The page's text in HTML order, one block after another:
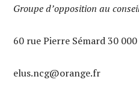
Groupe d’opposition au
60 rue Pierre Sémard 30
elus.ncg@orange.fr